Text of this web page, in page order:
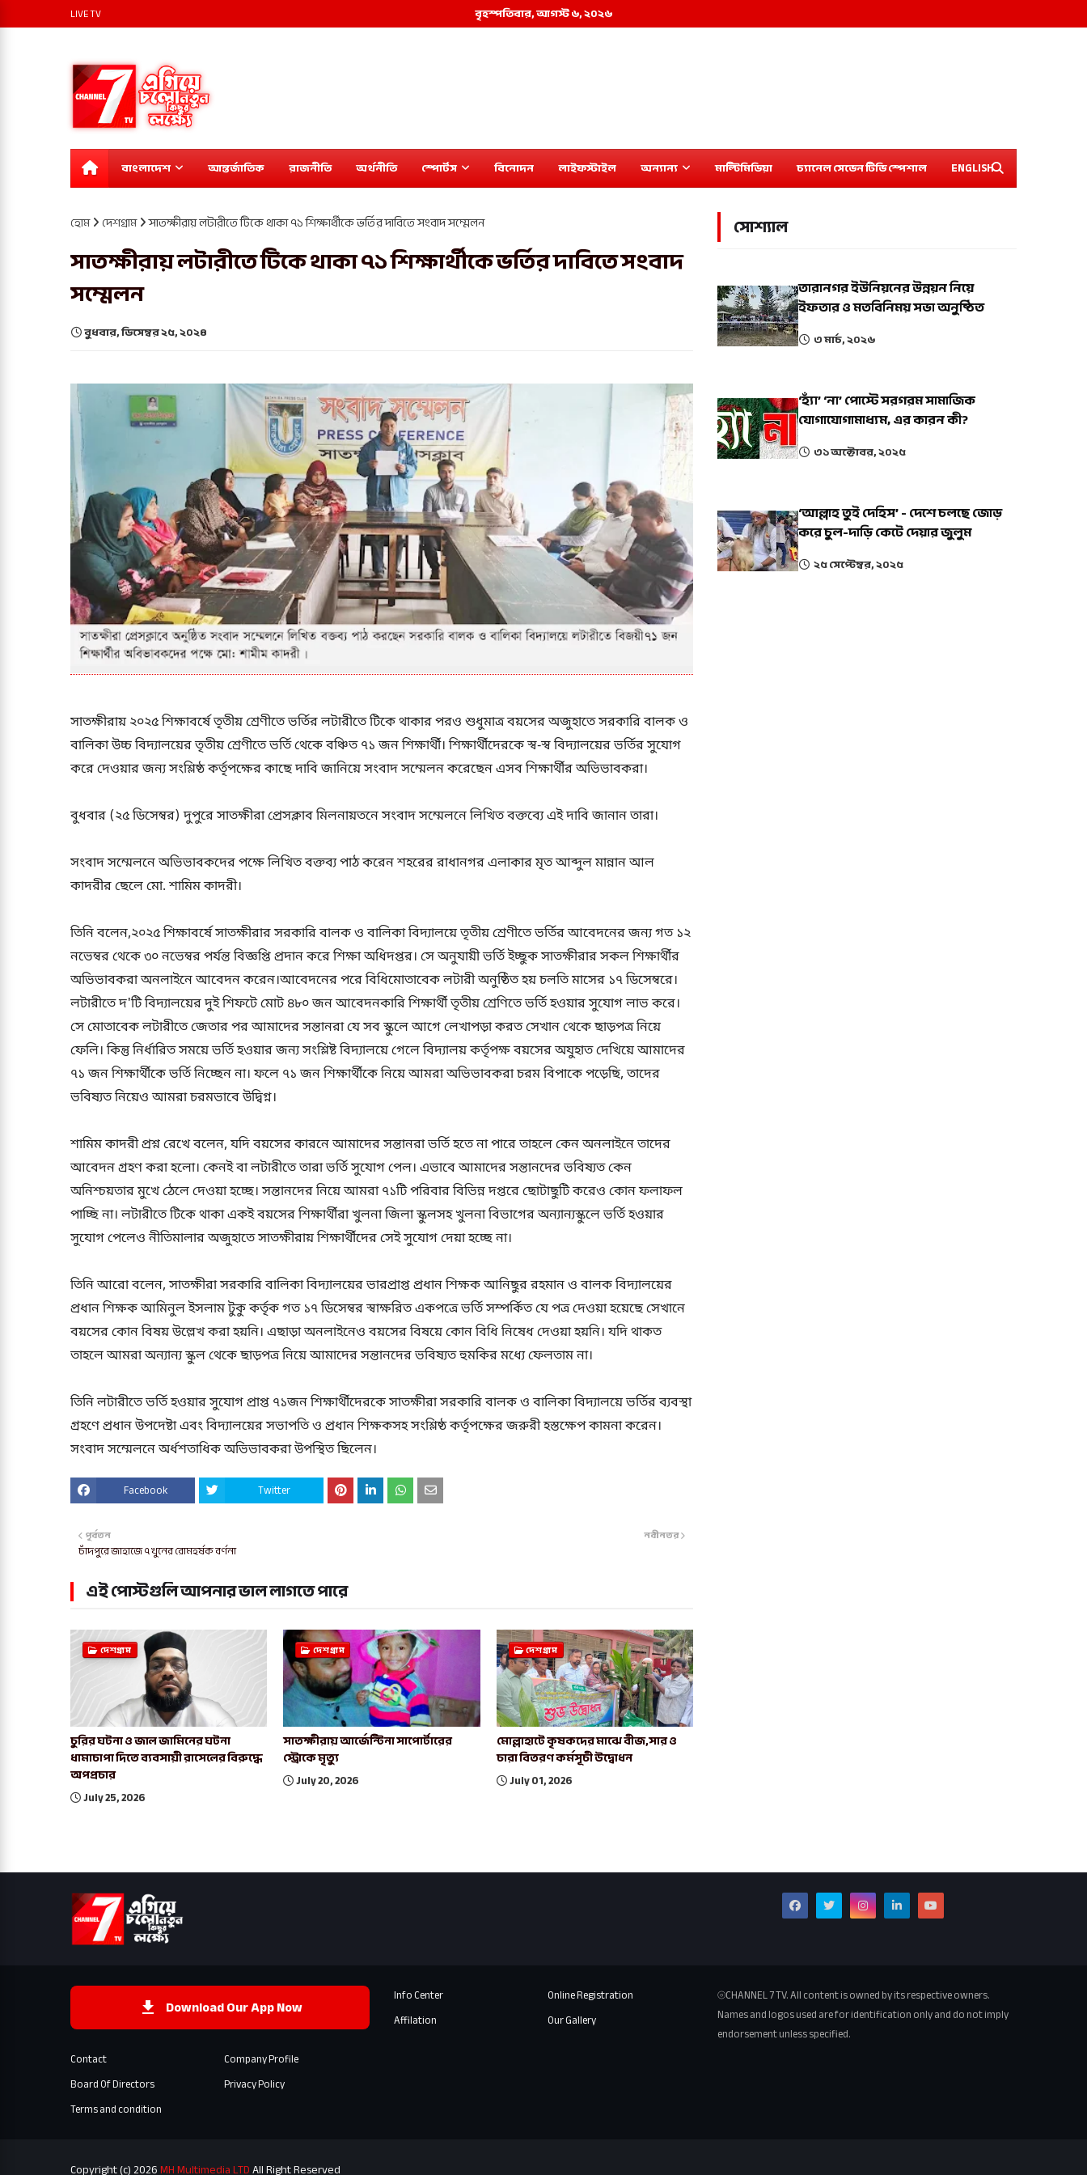
বৃহস্পতিবার, আগস্ট ৬, ২০২৬
LIVE TV
বাংলাদেশ আন্তর্জাতিক রাজনীতি অর্থনীতি স্পোর্টস বিনোদন লাইফস্টাইল অন্যান্য মাল্টিমিডিয়া চ্যানেল সেভেন টিভি স্পেশাল ENGLISH
হোম দেশগ্রাম সাতক্ষীরায় লটারীতে টিকে থাকা ৭১ শিক্ষার্থীকে ভর্তির দাবিতে সংবাদ সম্মেলন
সাতক্ষীরায় লটারীতে টিকে থাকা ৭১ শিক্ষার্থীকে ভর্তির দাবিতে সংবাদ
সম্মেলন
বুধবার, ডিসেম্বর ২৫, ২০২৪
সাতক্ষীরায় ২০২৫ শিক্ষাবর্ষে তৃতীয় শ্রেণীতে ভর্তির লটারীতে টিকে থাকার পরও শুধুমাত্র বয়সের অজুহাতে সরকারি বালক ও
বালিকা উচ্চ বিদ্যালয়ের তৃতীয় শ্রেণীতে ভর্তি থেকে বঞ্চিত ৭১ জন শিক্ষার্থী। শিক্ষার্থীদেরকে স্ব-স্ব বিদ্যালয়ের ভর্তির সুযোগ
করে দেওয়ার জন্য সংশ্লিষ্ঠ কর্তৃপক্ষের কাছে দাবি জানিয়ে সংবাদ সম্মেলন করেছেন এসব শিক্ষার্থীর অভিভাবকরা।
বুধবার (২৫ ডিসেম্বর) দুপুরে সাতক্ষীরা প্রেসক্লাব মিলনায়তনে সংবাদ সম্মেলনে লিখিত বক্তব্যে এই দাবি জানান তারা।
সংবাদ সম্মেলনে অভিভাবকদের পক্ষে লিখিত বক্তব্য পাঠ করেন শহরের রাধানগর এলাকার মৃত আব্দুল মান্নান আল
কাদরীর ছেলে মো. শামিম কাদরী।
তিনি বলেন,২০২৫ শিক্ষাবর্ষে সাতক্ষীরার সরকারি বালক ও বালিকা বিদ্যালয়ে তৃতীয় শ্রেণীতে ভর্তির আবেদনের জন্য গত ১২
নভেম্বর থেকে ৩০ নভেম্বর পর্যন্ত বিজ্ঞপ্তি প্রদান করে শিক্ষা অধিদপ্তর। সে অনুযায়ী ভর্তি ইচ্ছুক সাতক্ষীরার সকল শিক্ষার্থীর
অভিভাবকরা অনলাইনে আবেদন করেন।আবেদনের পরে বিধিমোতাবেক লটারী অনুষ্ঠিত হয় চলতি মাসের ১৭ ডিসেম্বরে।
লটারীতে দ'টি বিদ্যালয়ের দুই শিফটে মোট ৪৮০ জন আবেদনকারি শিক্ষার্থী তৃতীয় শ্রেণিতে ভর্তি হওয়ার সুযোগ লাভ করে।
সে মোতাবেক লটারীতে জেতার পর আমাদের সন্তানরা যে সব স্কুলে আগে লেখাপড়া করত সেখান থেকে ছাড়পত্র নিয়ে
ফেলি। কিন্তু নির্ধারিত সময়ে ভর্তি হওয়ার জন্য সংশ্লিষ্ট বিদ্যালয়ে গেলে বিদ্যালয় কর্তৃপক্ষ বয়সের অযুহাত দেখিয়ে আমাদের
৭১ জন শিক্ষার্থীকে ভর্তি নিচ্ছেন না। ফলে ৭১ জন শিক্ষার্থীকে নিয়ে আমরা অভিভাবকরা চরম বিপাকে পড়েছি, তাদের
ভবিষ্যত নিয়েও আমরা চরমভাবে উদ্বিগ্ন।
শামিম কাদরী প্রশ্ন রেখে বলেন, যদি বয়সের কারনে আমাদের সন্তানরা ভর্তি হতে না পারে তাহলে কেন অনলাইনে তাদের
আবেদন গ্রহণ করা হলো। কেনই বা লটারীতে তারা ভর্তি সুযোগ পেল। এভাবে আমাদের সন্তানদের ভবিষ্যত কেন
অনিশ্চয়তার মুখে ঠেলে দেওয়া হচ্ছে। সন্তানদের নিয়ে আমরা ৭১টি পরিবার বিভিন্ন দপ্তরে ছোটাছুটি করেও কোন ফলাফল
পাচ্ছি না। লটারীতে টিকে থাকা একই বয়সের শিক্ষার্থীরা খুলনা জিলা স্কুলসহ খুলনা বিভাগের অন্যান্যস্কুলে ভর্তি হওয়ার
সুযোগ পেলেও নীতিমালার অজুহাতে সাতক্ষীরায় শিক্ষার্থীদের সেই সুযোগ দেয়া হচ্ছে না।
তিনি আরো বলেন, সাতক্ষীরা সরকারি বালিকা বিদ্যালয়ের ভারপ্রাপ্ত প্রধান শিক্ষক আনিছুর রহমান ও বালক বিদ্যালয়ের
প্রধান শিক্ষক আমিনুল ইসলাম টুকু কর্তৃক গত ১৭ ডিসেম্বর স্বাক্ষরিত একপত্রে ভর্তি সম্পর্কিত যে পত্র দেওয়া হয়েছে সেখানে
বয়সের কোন বিষয় উল্লেখ করা হয়নি। এছাড়া অনলাইনেও বয়সের বিষয়ে কোন বিধি নিষেধ দেওয়া হয়নি। যদি থাকত
তাহলে আমরা অন্যান্য স্কুল থেকে ছাড়পত্র নিয়ে আমাদের সন্তানদের ভবিষ্যত হুমকির মধ্যে ফেলতাম না।
তিনি লটারীতে ভর্তি হওয়ার সুযোগ প্রাপ্ত ৭১জন শিক্ষার্থীদেরকে সাতক্ষীরা সরকারি বালক ও বালিকা বিদ্যালয়ে ভর্তির ব্যবস্থা
গ্রহণে প্রধান উপদেষ্টা এবং বিদ্যালয়ের সভাপতি ও প্রধান শিক্ষকসহ সংশ্লিষ্ঠ কর্তৃপক্ষের জরুরী হস্তক্ষেপ কামনা করেন।
সংবাদ সম্মেলনে অর্ধশতাধিক অভিভাবকরা উপস্থিত ছিলেন।
Facebook Twitter
নবীনতর
পূর্বতন
চাঁদপুরে জাহাজে ৭ খুনের রোমহর্ষক বর্ণনা
এই পোস্টগুলি আপনার ভাল লাগতে পারে
দেশগ্রাম
চুরির ঘটনা ও জাল জামিনের ঘটনা
ধামাচাপা দিতে ব্যবসায়ী রাসেলের বিরুদ্ধে
অপপ্রচার
July 25, 2026
দেশগ্রাম
সাতক্ষীরায় আর্জেন্টিনা সাপোর্টারের
স্ট্রোকে মৃত্যু
July 20, 2026
দেশগ্রাম
মোল্লাহাটে কৃষকদের মাঝে বীজ,সার ও
চারা বিতরণ কর্মসূচী উদ্বোধন
July 01, 2026
সোশ্যাল
তারানগর ইউনিয়নের উন্নয়ন নিয়ে
ইফতার ও মতবিনিময় সভা অনুষ্ঠিত
৩ মার্চ, ২০২৬
‘হ্যাঁ’ ‘না’ পোস্টে সরগরম সামাজিক
যোগাযোগামাধ্যম, এর কারন কী?
৩১ অক্টোবর, ২০২৫
‘আল্লাহ তুই দেহিস’ - দেশে চলছে জোড়
করে চুল-দাড়ি কেটে দেয়ার জুলুম
২৫ সেপ্টেম্বর, ২০২৫
Download Our App Now
Contact
Company Profile
Board Of Directors
Privacy Policy
Terms and condition
Info Center
Online Registration
Affilation
Our Gallery
⦾CHANNEL 7 TV. All content is owned by its respective owners.
Names and logos used are for identification only and do not imply
endorsement unless specified.
Copyright (c) 2026MH Multimedia LTDAll Right Reserved